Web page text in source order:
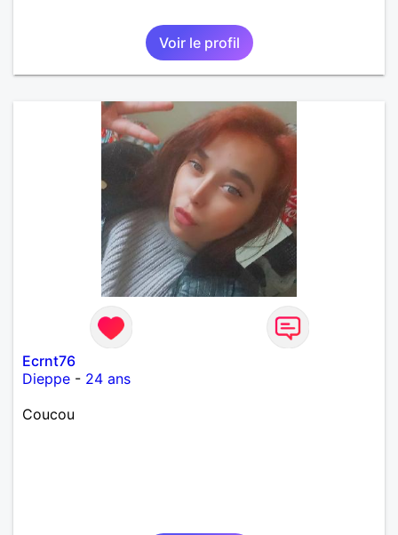
Voir le profil
Ecrnt76
Dieppe - 24 ans
Coucou